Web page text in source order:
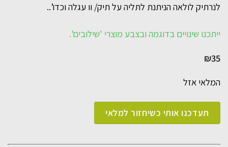
לנרתיק לולאה הניתנת לתליה על תיק/ וו עגלה וכדו’..
ייתכנו שינויים בדוגמה ובצבע מוצרי 'שילובים'.
₪35
המלאי אזל